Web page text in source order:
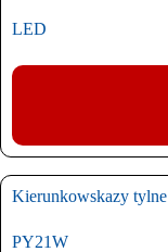
LED
Kierunkowskazy tylne
PY21W